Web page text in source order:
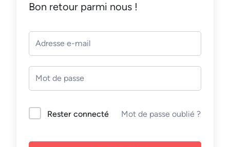
Bon retour parmi nous !
Rester connecté Mot de passe oublié ?